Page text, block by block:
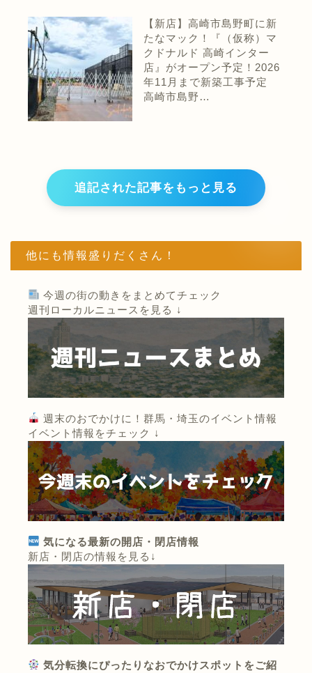
【新店】高崎市島野町に新
たなマック！『（仮称）マ
クドナルド 高崎インター
店』がオープン予定！2026
年11月まで新築工事予定
高崎市島野…
追記された記事をもっと見る
他にも情報盛りだくさん！
今週の街の動きをまとめてチェック
週刊ローカルニュースを見る ↓
週末のおでかけに！群馬・埼玉のイベント情報
イベント情報をチェック ↓
気になる最新の開店・閉店情報
新店・閉店の情報を見る↓
気分転換にぴったりなおでかけスポットをご紹